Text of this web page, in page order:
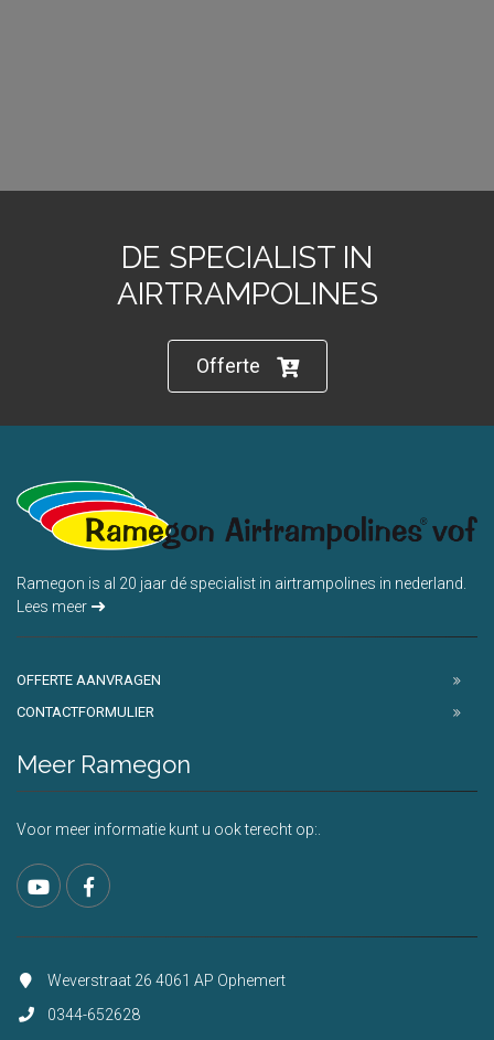
DE SPECIALIST IN
AIRTRAMPOLINES
Offerte
Ramegon is al 20 jaar dé specialist in airtrampolines in nederland.
Lees meer
OFFERTE AANVRAGEN
CONTACTFORMULIER
Meer Ramegon
Voor meer informatie kunt u ook terecht op:.
Weverstraat 26 4061 AP Ophemert
0344-652628